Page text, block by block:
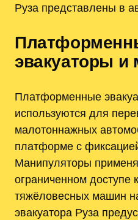
Руза представлены в
эвакуаторы и
Платформенные
используются для
малотоннажных
платформе с
Манипуляторы
ограниченном доступе
тяжёловесных машин
эвакуатора Руза